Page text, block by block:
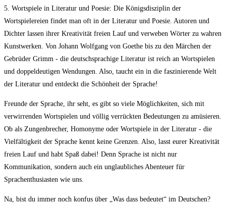
5. Wortspiele​ in Literatur‍ und Poesie: Die Königsdisziplin der
‍Wortspielereien findet man oft in der Literatur und ⁣Poesie.⁢ Autoren und
Dichter‌ lassen ihrer Kreativität freien Lauf und verweben Wörter zu wahren
Kunstwerken. Von Johann​ Wolfgang von Goethe bis zu den ‍Märchen der
Gebrüder Grimm ‌- die deutschsprachige​ Literatur‌ ist reich ​an Wortspielen
und doppeldeutigen Wendungen. Also, taucht ein in die faszinierende‍ Welt ​
der Literatur und entdeckt die Schönheit der Sprache!
Freunde der ‍Sprache, ihr seht, es gibt so⁤ viele Möglichkeiten, sich ‌mit
verwirrenden Wortspielen und ‍völlig verrückten Bedeutungen zu amüsieren.
Ob als ‍Zungenbrecher, Homonyme oder Wortspiele in der Literatur ​- die
Vielfältigkeit der Sprache kennt keine Grenzen. Also, lasst ⁣eurer Kreativität
freien Lauf und habt Spaß dabei! Denn Sprache ist nicht nur
Kommunikation, sondern auch ein unglaubliches Abenteuer für
Sprachenthusiasten‍ wie uns.
Na, bist du immer noch konfus ⁢über „Was​ dass‌ bedeutet“ im Deutschen?